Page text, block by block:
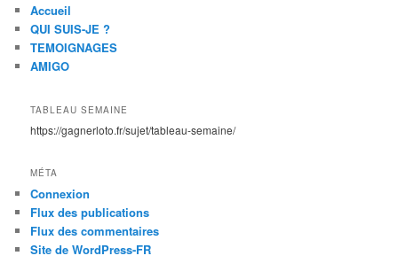
Accueil
QUI SUIS-JE ?
TEMOIGNAGES
AMIGO
TABLEAU SEMAINE
https://gagnerloto.fr/sujet/tableau-semaine/
MÉTA
Connexion
Flux des publications
Flux des commentaires
Site de WordPress-FR